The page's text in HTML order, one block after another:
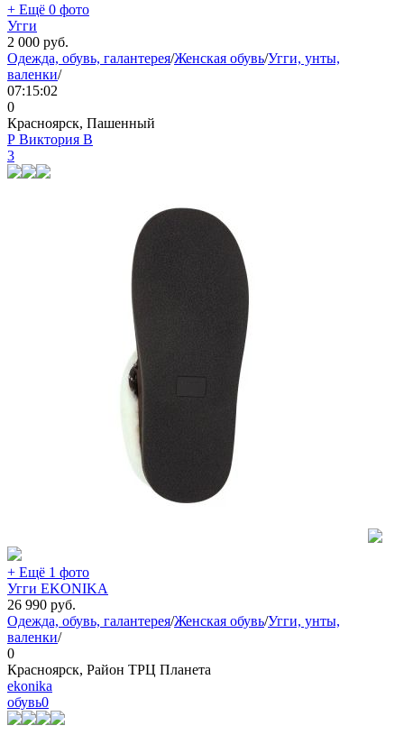
+ Ещё 0 фото
Угги
2 000 руб.
Одежда, обувь, галантерея/Женская обувь/Угги, унты,
валенки/
07:15:02
0
Красноярск, Пашенный
Р Виктория В
3
+ Ещё 1 фото
Угги EKONIKA
26 990 руб.
Одежда, обувь, галантерея/Женская обувь/Угги, унты,
валенки/
0
Красноярск, Район ТРЦ Планета
ekonika
обувь0